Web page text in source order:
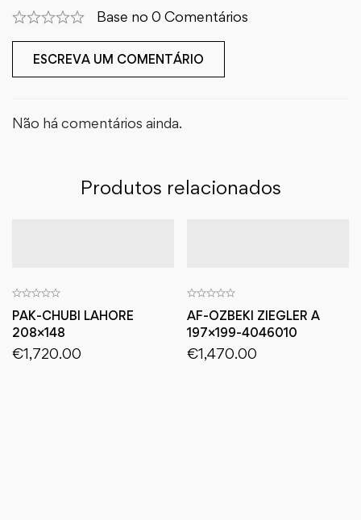
Base no 0 Comentários
ESCREVA UM COMENTÁRIO
Não há comentários ainda.
Produtos relacionados
PAK-CHUBI LAHORE
208×148
€1,720.00
AF-OZBEKI ZIEGLER A
197×199-4046010
€1,470.00